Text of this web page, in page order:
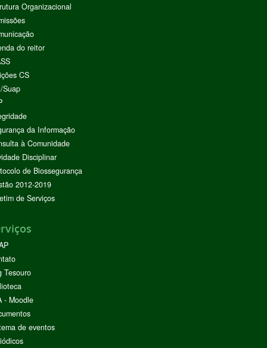
Organizacional
do reitor
CS
Suap
da Informação
à Comunidade
Disciplinar
de Biossegurança
2012-2019
de Serviços
Tesouro
- Moodle
de eventos